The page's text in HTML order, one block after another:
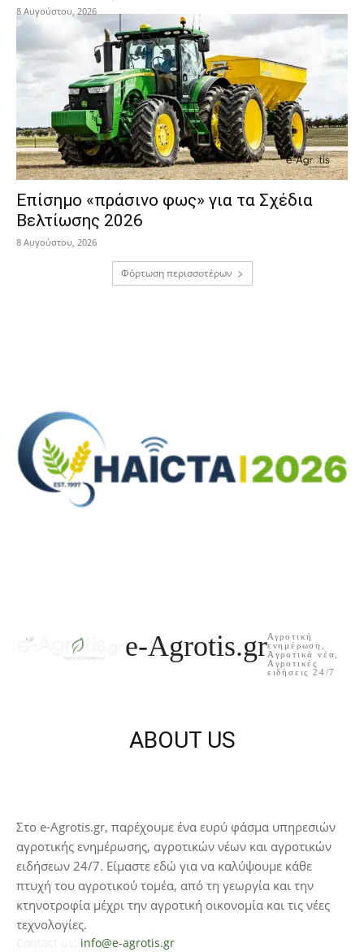
8 Αυγούστου, 2026
Επίσημο «πράσινο φως» για τα Σχέδια
Βελτίωσης 2026
8 Αυγούστου, 2026
Φόρτωση περισσοτέρων
e-Agrotis.grΑγροτική
ενημέρωση,
Aγροτικά νέα,
Aγροτικές
ειδήσεις 24/7
ABOUT US
Στο e-Agrotis.gr, παρέχουμε ένα ευρύ φάσμα υπηρεσιών
αγροτικής ενημέρωσης, αγροτικών νέων και αγροτικών
ειδήσεων 24/7. Είμαστε εδώ για να καλύψουμε κάθε
πτυχή του αγροτικού τομέα, από τη γεωργία και την
κτηνοτροφία μέχρι την αγροτική οικονομία και τις νέες
τεχνολογίες.
info@e-agrotis.gr